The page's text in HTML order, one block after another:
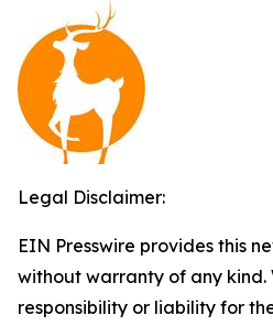
Legal Disclaimer:
EIN Presswire provides this
without warranty of any
responsibility or liability for